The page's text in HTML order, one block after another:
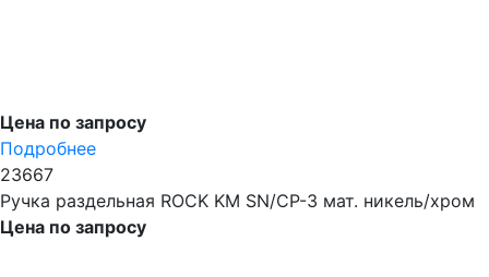
Цена по запросу
Подробнее
23667
Ручка раздельная ROCK KM SN/CP-3 мат. никель/хром
Цена по запросу